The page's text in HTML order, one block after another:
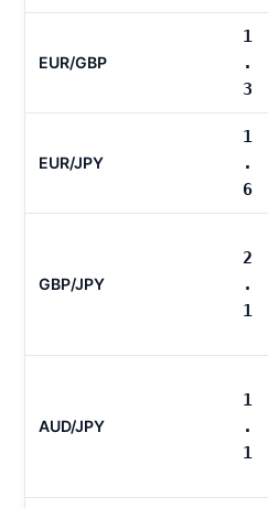
EUR/GBP
1
.
3
EUR/JPY
1
.
6
GBP/JPY
2
.
1
AUD/JPY
1
.
1